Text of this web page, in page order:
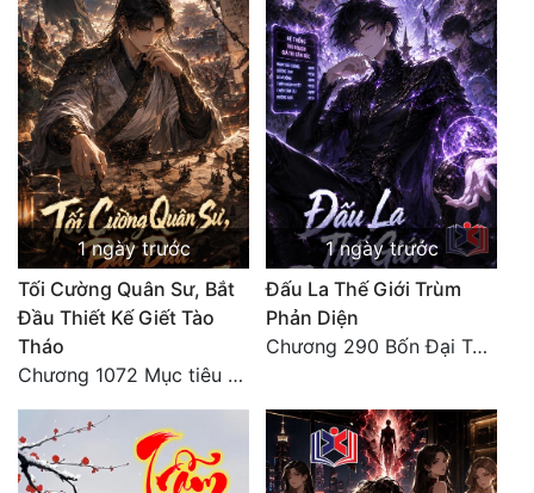
1 ngày trước
Tối Cường Quân Sư, Bắt
Đầu Thiết Kế Giết Tào
Tháo
Chương 1072 Mục tiêu của chúng ta là biển sao trời (2/2)
1 ngày trước
Đấu La Thế Giới Trùm
Phản Diện
Chương 290 Bốn Đại Tông Môn Đơn Thuộc Tính Vô Cùng Thê Lương